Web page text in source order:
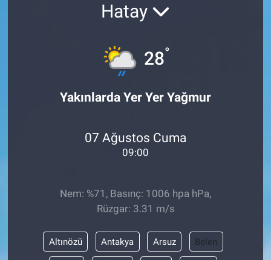
Hatay
28°
Yakınlarda Yer Yer Yağmur
07 Ağustos Cuma
09:00
Nem: %71, Basınç: 1006 hpa hPa,
Rüzgar: 3.31 m/s
Altınözü Antakya Arsuz Belen